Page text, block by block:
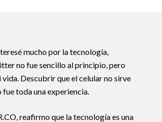
mucho por la tecnología,
no fue sencillo al principio, pero
Descubrir que el celular no sirve
toda una experiencia.
reafirmo que la tecnología es una